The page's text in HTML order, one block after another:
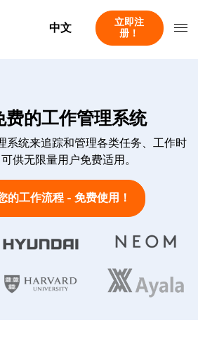
中文
立即注
册！
的工作管理系统
系统来追踪和管理各类任务、工作时
供无限量用户免费适用。
的工作流程 - 免费使用！